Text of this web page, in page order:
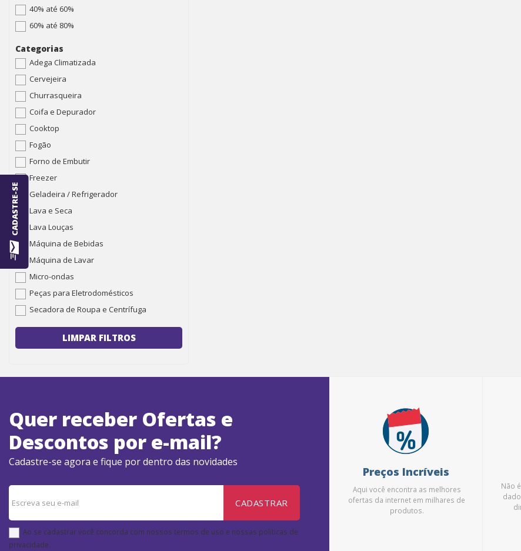
CADASTRE-SE
40% até 60%
60% até 80%
Categorias
Adega Climatizada
Cervejeira
Churrasqueira
Coifa e Depurador
Cooktop
Fogão
Forno de Embutir
Freezer
Geladeira / Refrigerador
Lava e Seca
Lava Louças
Máquina de Bebidas
Máquina de Lavar
Micro-ondas
Peças para Eletrodomésticos
Secadora de Roupa e Centrífuga
LIMPAR FILTROS
Quer receber Ofertas e
Descontos por e-mail?
Cadastre-se agora e fique por dentro das novidades
CADASTRAR
Ao se cadastrar você concorda com nossos termos de uso e nossas politicas de
privacidade.
Preços Incríveis
Aqui você encontra as melhores
ofertas da internet em milhares de
produtos.
Não